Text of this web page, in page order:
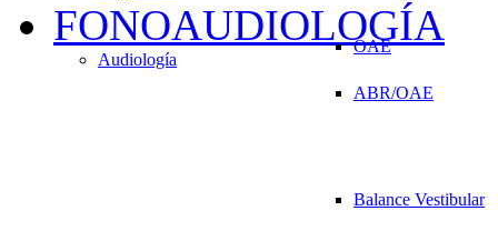
FONOAUDIOLOGÍA
Audiología
OAE
ABR/OAE
Balance Vestibular